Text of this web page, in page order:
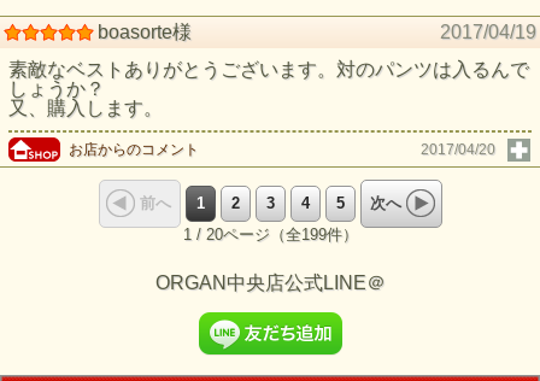
boasorte様
2017/04/19
素敵なベストありがとうございます。対のパンツは入るんで
しょうか？
又、購入します。
お店からのコメント 2017/04/20
前へ 1 2 3 4 5
次へ
1 / 20ページ（全199件）
ORGAN中央店公式LINE＠